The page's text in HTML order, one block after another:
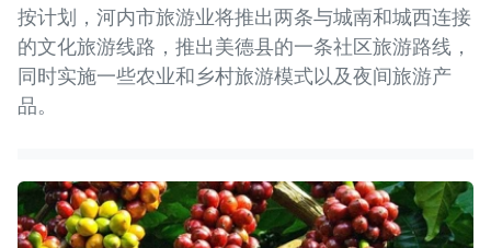
按计划，河内市旅游业将推出两条与城南和城西连接
的文化旅游线路，推出美德县的一条社区旅游路线，
同时实施一些农业和乡村旅游模式以及夜间旅游产
品。